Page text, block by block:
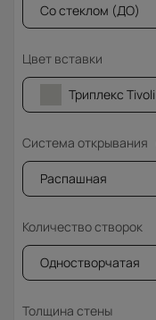
Со стеклом (ДО)
Цвет вставки
Триплекс
Система открывания
Распашная
Количество створок
Одностворчатая
Толщина стены